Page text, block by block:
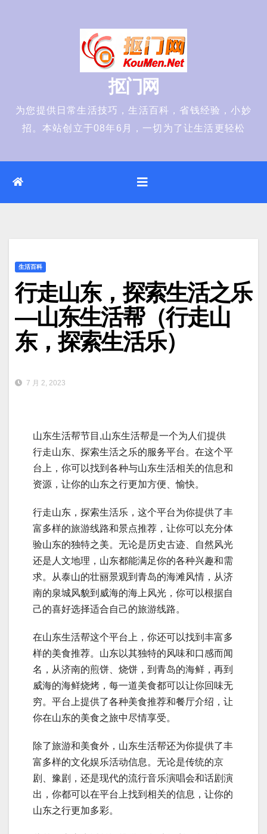
抠门网
为您提供日常生活技巧，生活百科，省钱经验，小妙
招。本站创立于08年6月，一切为了让生活更轻松
生活百科
行走山东，探索生活之乐
—山东生活帮（行走山
东，探索生活乐）
7 月 2, 2023
山东生活帮节目,山东生活帮是一个为人们提供
行走山东、探索生活之乐的服务平台。在这个平
台上，你可以找到各种与山东生活相关的信息和
资源，让你的山东之行更加方便、愉快。
行走山东，探索生活乐，这个平台为你提供了丰
富多样的旅游线路和景点推荐，让你可以充分体
验山东的独特之美。无论是历史古迹、自然风光
还是人文地理，山东都能满足你的各种兴趣和需
求。从泰山的壮丽景观到青岛的海滩风情，从济
南的泉城风貌到威海的海上风光，你可以根据自
己的喜好选择适合自己的旅游线路。
在山东生活帮这个平台上，你还可以找到丰富多
样的美食推荐。山东以其独特的风味和口感而闻
名，从济南的煎饼、烧饼，到青岛的海鲜，再到
威海的海鲜烧烤，每一道美食都可以让你回味无
穷。平台上提供了各种美食推荐和餐厅介绍，让
你在山东的美食之旅中尽情享受。
除了旅游和美食外，山东生活帮还为你提供了丰
富多样的文化娱乐活动信息。无论是传统的京
剧、豫剧，还是现代的流行音乐演唱会和话剧演
出，你都可以在平台上找到相关的信息，让你的
山东之行更加多彩。